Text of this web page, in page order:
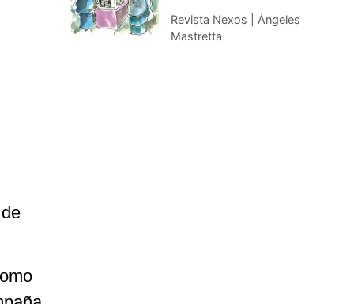
Revista Nexos | Ángeles
Mastretta